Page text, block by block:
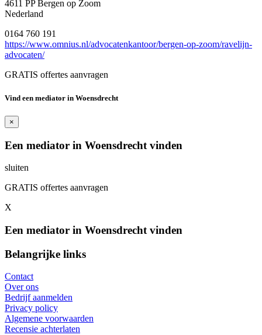
4611 PP Bergen op Zoom
Nederland
0164 760 191
https://www.omnius.nl/advocatenkantoor/bergen-op-zoom/ravelijn-
advocaten/
GRATIS offertes aanvragen
Vind een mediator in Woensdrecht
×
Een mediator in Woensdrecht vinden
sluiten
GRATIS offertes aanvragen
X
Een mediator in Woensdrecht vinden
Belangrijke links
Contact
Over ons
Bedrijf aanmelden
Privacy policy
Algemene voorwaarden
Recensie achterlaten